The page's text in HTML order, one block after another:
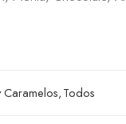
Caramelos,Todos